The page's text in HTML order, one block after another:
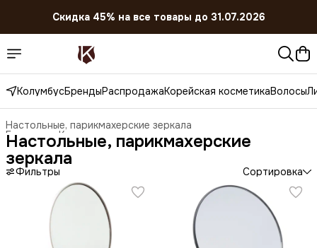
Скидка 45% на все товары до 31.07.2026
КолумбусБрендыРаспродажаКорейская косметикаВолосы
Настольные, парикмахерские зеркала
Косметические принадлежности ›
Главная ›
Настольные, парикмахерские
зеркала
Фильтры Сортировка